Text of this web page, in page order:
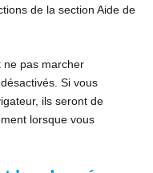
de la section Aide de
ne pas marcher
Si vous
ils seront de
lorsque vous